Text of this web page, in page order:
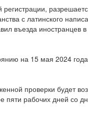
с латинского
въезда иностранцев
на 15 мая 2024
проверки будет
пяти рабочих дней со